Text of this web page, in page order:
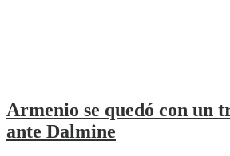
Armenio se quedó con un
ante Dalmine